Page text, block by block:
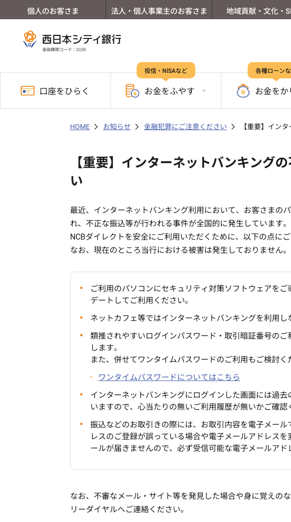
個人のお客さま 法人・個人事業主のお客さま 地域貢献・文化・
口座を ひらく
投信・NISAなど
お金をふやす
各種ローン
お金をか
HOME お知らせ 金融犯罪にご注意ください 【重要】イン
【重要】インターネットバンキング
い
最近、インターネットバンキング利用において、お客さまの
れ、不正な振込等が行われる事件が全国的に発生しています。
NCBダイレクトを安全にご利用いただくために、以下の点に
なお、現在のところ当行における被害は発生しておりません。
ご利用のパソコンにセキュリティ対策ソフトウェアを
デートしてご利用ください。
ネットカフェ等ではインターネットバンキングを利用し
類推されやすいログインパスワード・取引暗証番号の
します。
また、併せてワンタイムパスワードのご利用もご検討く
ワンタイムパスワードについてはこちら
インターネットバンキングにログインした画面には過
いますので、心当たりの無いご利用履歴が無いかご確認
振込などのお取引きの際には、お取引内容を電子メー
レスのご登録が誤っている場合や電子メールアドレス
ールが届きませんので、必ず受信可能な電子メールアド
なお、不審なメール・サイト等を発見した場合や身に覚えの
リーダイヤルへご連絡ください。